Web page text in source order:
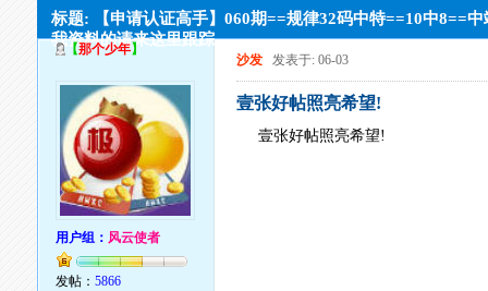
标题: 【申请认证高手】060期==规律32码中特==10中8==
我资料的请来这里跟踪
【那个少年】
用户组： 风云使者
发帖：5866
沙发 发表于: 06-03
壹张好帖照亮希望!
壹张好帖照亮希望!